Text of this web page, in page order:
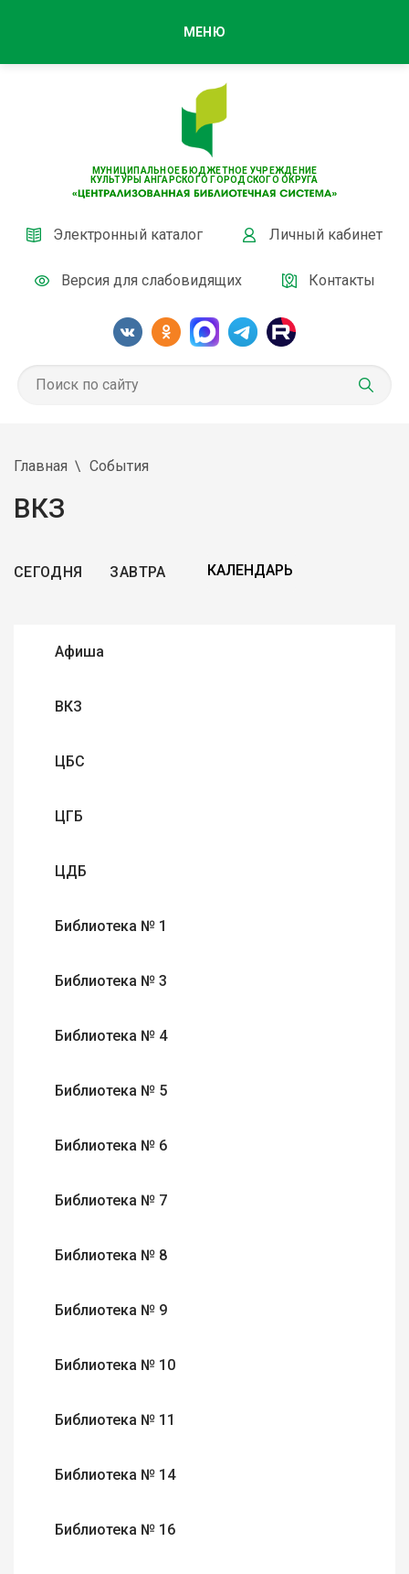
МУНИЦИПАЛЬНОЕ БЮДЖЕТНОЕ УЧРЕЖДЕНИЕ
КУЛЬТУРЫ АНГАРСКОГО ГОРОДСКОГО ОКРУГА
Электронный каталог Личный кабинет
Версия для слабовидящих Контакты
МЕНЮ
Главная События
ВКЗ
СЕГОДНЯ ЗАВТРА
Афиша
ВКЗ
ЦБС
ЦГБ
ЦДБ
Библиотека № 1
Библиотека № 3
Библиотека № 4
Библиотека № 5
Библиотека № 6
Библиотека № 7
Библиотека № 8
Библиотека № 9
Библиотека № 10
Библиотека № 11
Библиотека № 14
Библиотека № 16